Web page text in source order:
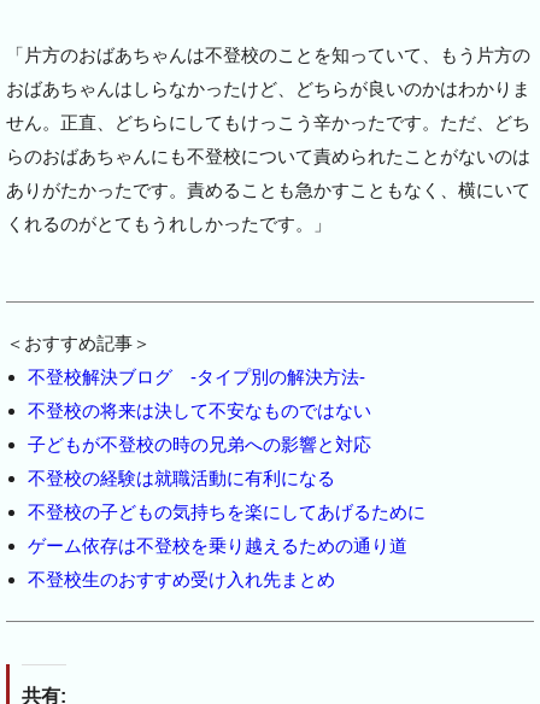
「片方のおばあちゃんは不登校のことを知っていて、もう片方の
おばあちゃんはしらなかったけど、どちらが良いのかはわかりま
せん。正直、どちらにしてもけっこう辛かったです。ただ、どち
らのおばあちゃんにも不登校について責められたことがないのは
ありがたかったです。責めることも急かすこともなく、横にいて
くれるのがとてもうれしかったです。」
＜おすすめ記事＞
不登校解決ブログ -タイプ別の解決方法-
不登校の将来は決して不安なものではない
子どもが不登校の時の兄弟への影響と対応
不登校の経験は就職活動に有利になる
不登校の子どもの気持ちを楽にしてあげるために
ゲーム依存は不登校を乗り越えるための通り道
不登校生のおすすめ受け入れ先まとめ
共有: